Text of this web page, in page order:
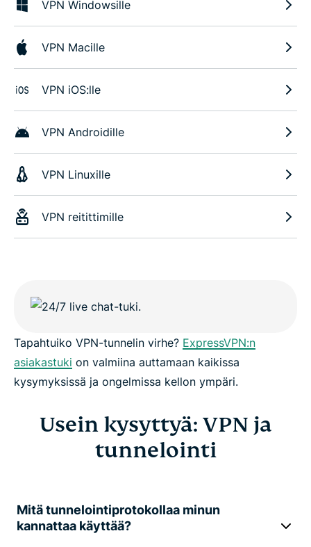
VPN Windowsille
VPN Macille
VPN iOS:lle
VPN Androidille
VPN Linuxille
VPN reitittimille
Tapahtuiko VPN-tunnelin virhe? ExpressVPN:n
asiakastuki on valmiina auttamaan kaikissa
kysymyksissä ja ongelmissa kellon ympäri.
Usein kysyttyä: VPN ja
tunnelointi
Mitä tunnelointiprotokollaa minun
kannattaa käyttää?